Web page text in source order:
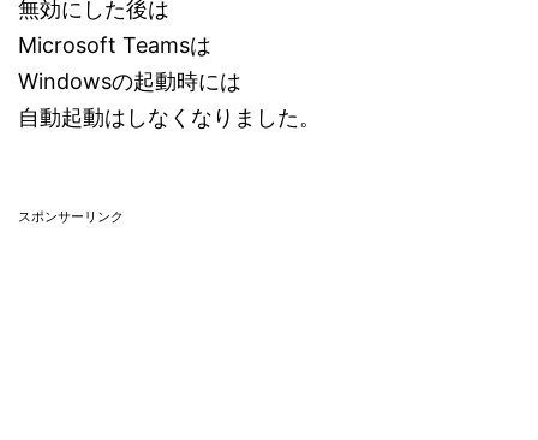
無効にした後は
Microsoft Teamsは
Windowsの起動時には
自動起動はしなくなりました。
スポンサーリンク